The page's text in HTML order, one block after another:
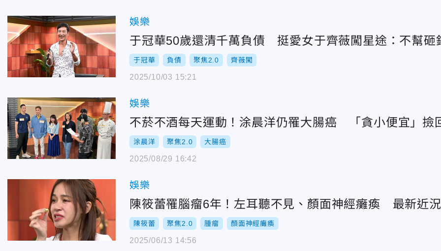
娛樂
于冠華50歲還清千萬負債 挺愛女于齊薇闖星途：不幫砸
于冠華 負債 聚焦2.0 齊薇闖
2025/10/03 15:21
娛樂
不菸不酒每天運動！涂晨洋仍罹大腸癌 「貪小便宜」撿
涂晨洋 聚焦2.0 大腸癌
2025/08/29 16:42
娛樂
陳筱蕾罹腦瘤6年！左耳聽不見、顏面神經癱瘓 最新近
陳筱蕾 聚焦2.0 腫瘤 顏面神經癱瘓
2025/06/13 14:56